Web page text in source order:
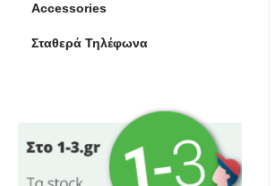
Accessories
Σταθερά Τηλέφωνα